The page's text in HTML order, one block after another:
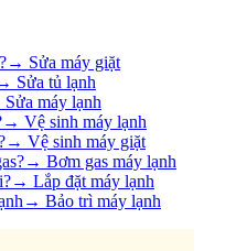
→ Sửa máy giặt
Sửa tủ lạnh
Sửa máy lạnh
→ Vệ sinh máy lạnh
→ Vệ sinh máy giặt
→ Bơm gas máy lạnh
→ Lắp đặt máy lạnh
→ Bảo trì máy lạnh